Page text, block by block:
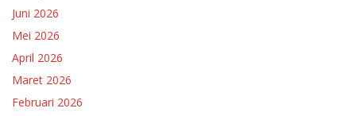
Juni 2026
Mei 2026
April 2026
Maret 2026
Februari 2026